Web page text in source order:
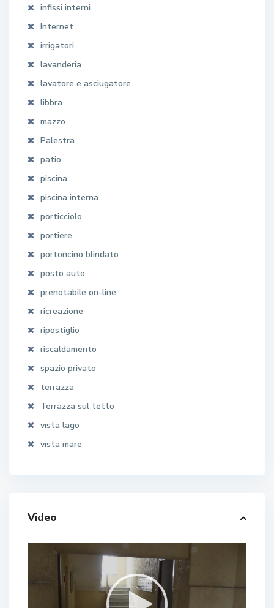
infissi interni
Internet
irrigatori
lavanderia
lavatore e asciugatore
libbra
mazzo
Palestra
patio
piscina
piscina interna
porticciolo
portiere
portoncino blindato
posto auto
prenotabile on-line
ricreazione
ripostiglio
riscaldamento
spazio privato
terrazza
Terrazza sul tetto
vista lago
vista mare
Video